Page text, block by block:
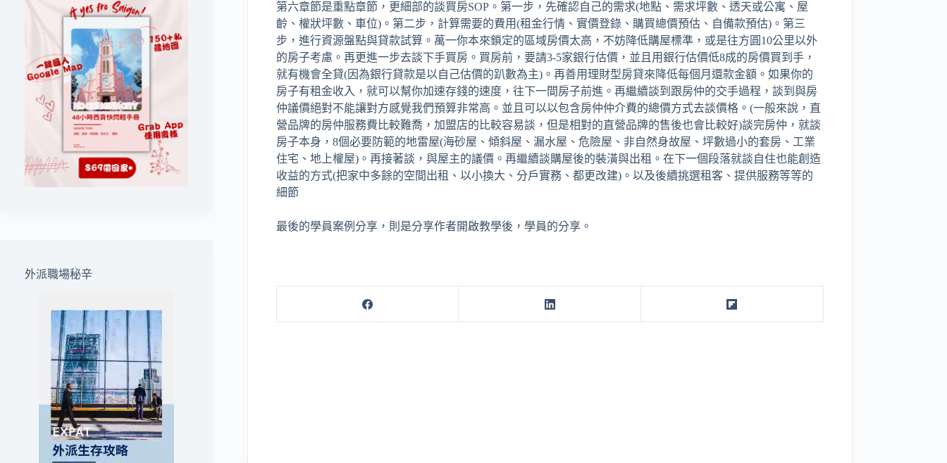
第六章節是重點章節，更細部的談買房SOP。第一步，先確認自己的需求(地點、需求坪數、透天或公寓、屋
齡、權狀坪數、車位)。第二步，計算需要的費用(租金行情、實價登錄、購買總價預估、自備款預估)。第三
步，進行資源盤點與貸款試算。萬一你本來鎖定的區域房價太高，不妨降低購屋標準，或是往方圓10公里以外
的房子考慮。再更進一步去談下手買房。買房前，要請3-5家銀行估價，並且用銀行估價低8成的房價買到手，
就有機會全貸(因為銀行貸款是以自己估價的趴數為主)。再善用理財型房貸來降低每個月還款金額。如果你的
房子有租金收入，就可以幫你加速存錢的速度，往下一間房子前進。再繼續談到跟房仲的交手過程，談到與房
仲議價絕對不能讓對方感覺我們預算非常高。並且可以以包含房仲仲介費的總價方式去談價格。(一般來說，直
營品牌的房仲服務費比較難喬，加盟店的比較容易談，但是相對的直營品牌的售後也會比較好)談完房仲，就談
房子本身，8個必要防範的地雷屋(海砂屋、傾斜屋、漏水屋、危險屋、非自然身故屋、坪數過小的套房、工業
住宅、地上權屋)。再接著談，與屋主的議價。再繼續談購屋後的裝潢與出租。在下一個段落就談自住也能創造
收益的方式(把家中多餘的空間出租、以小換大、分戶實務、都更改建)。以及後續挑選租客、提供服務等等的
細節
最後的學員案例分享，則是分享作者開啟教學後，學員的分享。
外派職場秘辛